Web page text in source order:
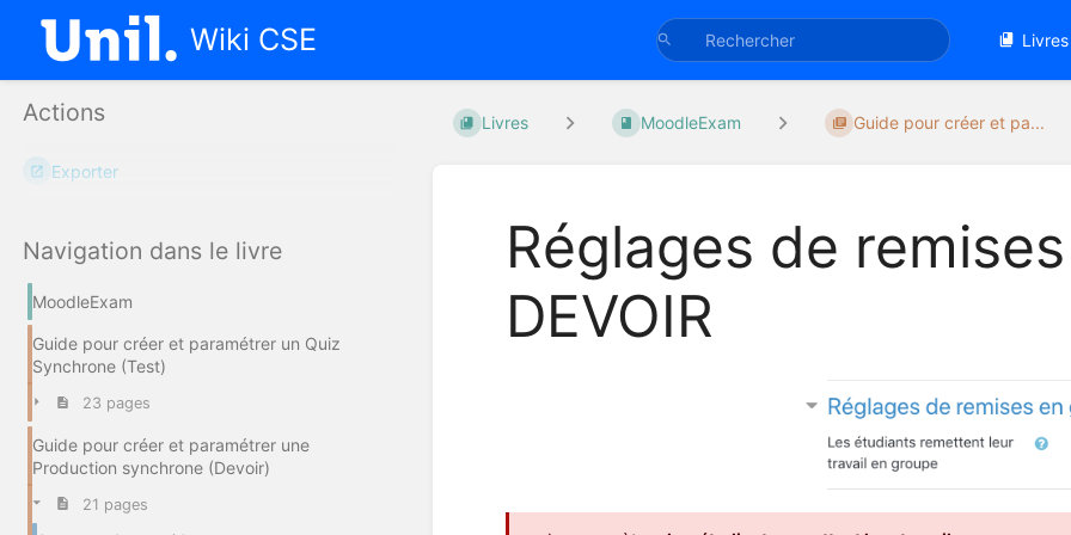
Wiki CSE Livres
Actions
Exporter
Navigation dans le livre
MoodleExam
Guide pour créer et paramétrer un Quiz
Synchrone (Test)
23 pages
Guide pour créer et paramétrer une
Production synchrone (Devoir)
21 pages
Livres MoodleExam Guide pour créer et pa...
Réglages de
DEVOIR